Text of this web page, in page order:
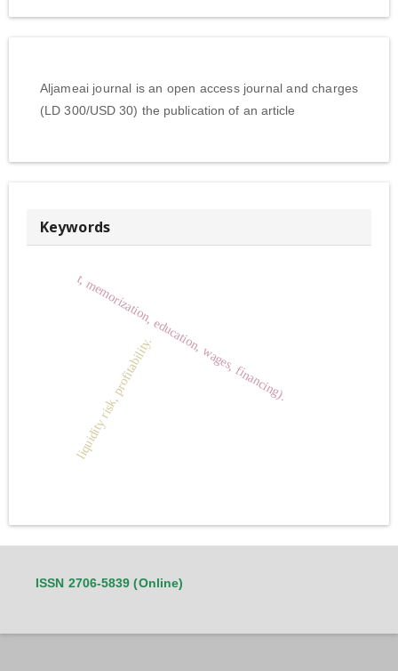
Aljameai journal is an open access journal and charges
(LD 300/USD 30) the publication of an article
Keywords
t, memorization, education, wages, financing).
liquidity risk, profitability.
ISSN 2706-5839 (Online)